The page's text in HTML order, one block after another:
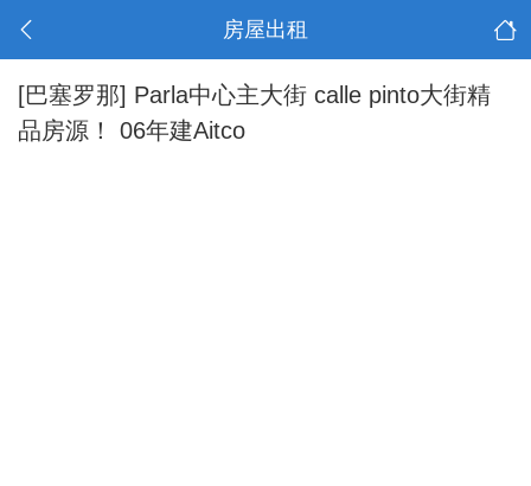
房屋出租
[巴塞罗那] Parla中心主大街 calle pinto大街精
品房源！ 06年建Aitco